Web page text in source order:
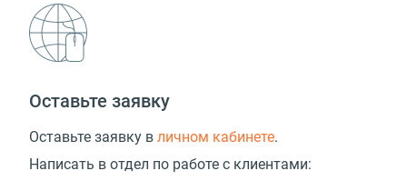
Оставьте заявку
Оставьте заявку в личном кабинете.
Написать в отдел по работе с клиентами: